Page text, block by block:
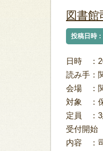
図書
投稿日時 :
日時 ：
読み手：
会場 ：
対象 ：
定員 ：3
受付開始
内容 ：